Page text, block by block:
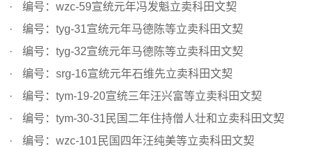
编号：wzc-59宣统元年冯发魁立卖科田文契
编号：tyg-31宣统元年马德陈等立卖科田文契
编号：tyg-32宣统元年马德陈等立卖科田文契
编号：srg-16宣统元年石维先立卖科田文契
编号：tym-19-20宣统三年汪兴富等立卖科田文契
编号：tym-30-31民国二年住持僧人壮和立卖科田文契
编号：wzc-101民国四年汪纯美等立卖科田文契